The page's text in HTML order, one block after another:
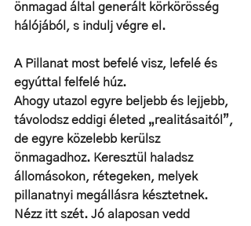
önmagad által generált körkörösség
hálójából, s indulj végre el.
A Pillanat most befelé visz, lefelé és
egyúttal felfelé húz.
Ahogy utazol egyre beljebb és lejjebb,
távolodsz eddigi életed „realitásaitól”,
de egyre közelebb kerülsz
önmagadhoz. Keresztül haladsz
állomásokon, rétegeken, melyek
pillanatnyi megállásra késztetnek.
Nézz itt szét. Jó alaposan vedd